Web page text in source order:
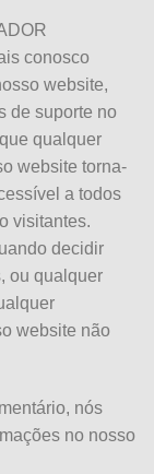
conosco
website,
de suporte no
qualquer
website torna-
a todos
visitantes.
decidir
ou qualquer
website não
nós
no nosso